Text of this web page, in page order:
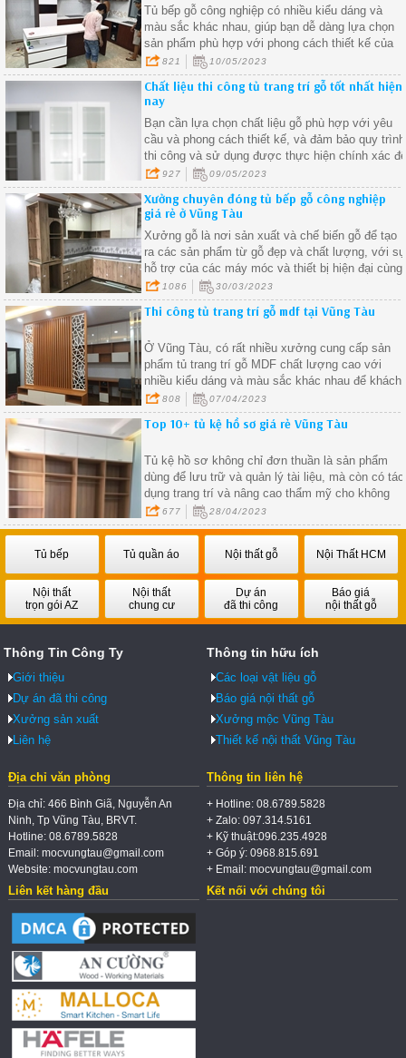
Tủ bếp gỗ công nghiệp có nhiều kiểu dáng và
màu sắc khác nhau, giúp bạn dễ dàng lựa chọn
sản phẩm phù hợp với phong cách thiết kế của
không gian bếp của mình
821 10/05/2023
Chất liệu thi công tủ trang trí gỗ tốt nhất hiện
nay
Bạn cần lựa chọn chất liệu gỗ phù hợp với yêu
cầu và phong cách thiết kế, và đảm bảo quy trình
thi công và sử dụng được thực hiện chính xác
tạo ra một tủ trang trí gỗ công nghiệp
927 09/05/2023
Xưởng chuyên đóng tủ bếp gỗ công nghiệp
giá rẻ ở Vũng Tàu
Xưởng gỗ là nơi sản xuất và chế biến gỗ để tạo
ra các sản phẩm từ gỗ đẹp và chất lượng, với
hỗ trợ của các máy móc và thiết bị hiện đại cùng
với sự chuyên nghiệp và tay nghề cao của các
nhân viên làm việc trong xưởng.
1086 30/03/2023
Thi công tủ trang trí gỗ mdf tại Vũng Tàu
Ở Vũng Tàu, có rất nhiều xưởng cung cấp sản
phẩm tủ trang trí gỗ MDF chất lượng cao với
nhiều kiểu dáng và màu sắc khác nhau để khách
hàng lựa chọn
808 07/04/2023
Top 10+ tủ kệ hồ sơ giá rẻ Vũng Tàu
Tủ kệ hồ sơ không chỉ đơn thuần là sản phẩm
dùng để lưu trữ và quản lý tài liệu, mà còn có tác
dụng trang trí và nâng cao thẩm mỹ cho không
gian văn phòng
677 28/04/2023
Tủ bếp Tủ quần áo Nội thất gỗ Nội Thất HCM
Nội thất
trọn gói AZ
Nội thất
chung cư
Dự án
đã thi công
Báo giá
nội thất gỗ
Thông Tin Công Ty
Giới thiệu
Dự án đã thi công
Xưởng sản xuất
Liên hệ
Thông tin hữu ích
Các loại vật liệu gỗ
Báo giá nội thất gỗ
Xưởng mộc Vũng Tàu
Thiết kế nội thất Vũng Tàu
Địa chỉ văn phòng
Địa chỉ: 466 Bình Giã, Nguyễn An
Ninh, Tp Vũng Tàu, BRVT.
Hotline: 08.6789.5828
Email: mocvungtau@gmail.com
Website: mocvungtau.com
Thông tin liên hệ
+ Hotline: 08.6789.5828
+ Zalo: 097.314.5161
+ Kỹ thuật:096.235.4928
+ Góp ý: 0968.815.691
+ Email: mocvungtau@gmail.com
Liên kết hàng đầu Kết nối với chúng tôi